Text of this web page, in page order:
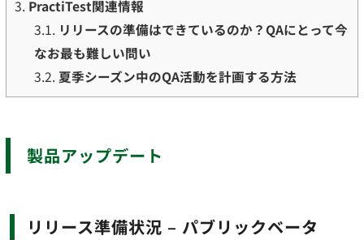
3. PractiTest関連情報
3.1. リリースの準備はできているのか？QAにとって今
なお最も難しい問い
3.2.夏季シーズン中のQA活動を計画する方法
製品アップデート
リリース準備状況 – パブリックベータ